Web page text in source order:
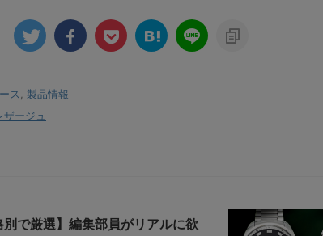
ス
製品情報
ージュ
別で厳選】編集部員がリアルに欲